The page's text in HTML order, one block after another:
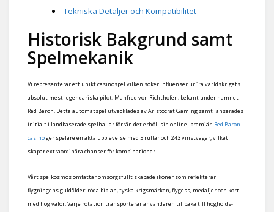
Tekniska Detaljer och Kompatibilitet
Historisk Bakgrund samt
Spelmekanik
Vi representerar ett unikt casinospel vilken söker influenser ur 1:a världskrigets
absolut mest legendariska pilot, Manfred von Richthofen, bekant under namnet
Red Baron. Detta automatspel utvecklades av Aristocrat Gaming samt lanserades
initialt i landbaserade spelhallar förrän det erhöll sin online- premiär. Red Baron
casinoger spelare en äkta upplevelse med 5 rullar och 243 vinstvägar, vilket
skapar extraordinära chanser för kombinationer.
Vårt spelkosmos omfattar omsorgsfullt skapade ikoner som reflekterar
flygningens guldålder: röda biplan, tyska krigsmärken, flygess, medaljer och kort
med hög valör. Varje rotation transporterar användaren tillbaka till höghöjds-